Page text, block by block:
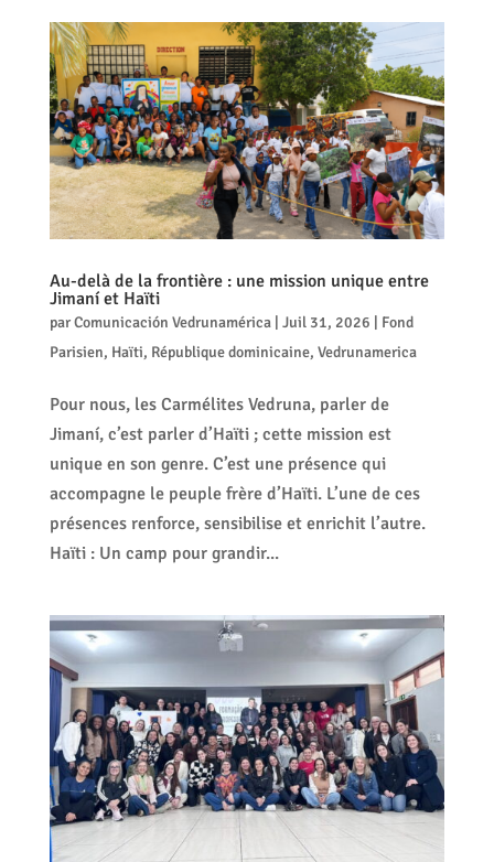
Au-delà de la frontière : une mission unique entre
Jimaní et Haïti
parComunicación Vedrunamérica| Juil 31, 2026
Fond
Parisien, Haïti, République dominicaine, Vedrunamerica
Pour nous, les Carmélites Vedruna, parler de
Jimaní, c’est parler d’Haïti ; cette mission est
unique en son genre. C’est une présence qui
accompagne le peuple frère d’Haïti. L’une de ces
présences renforce, sensibilise et enrichit l’autre.
Haïti : Un camp pour grandir...